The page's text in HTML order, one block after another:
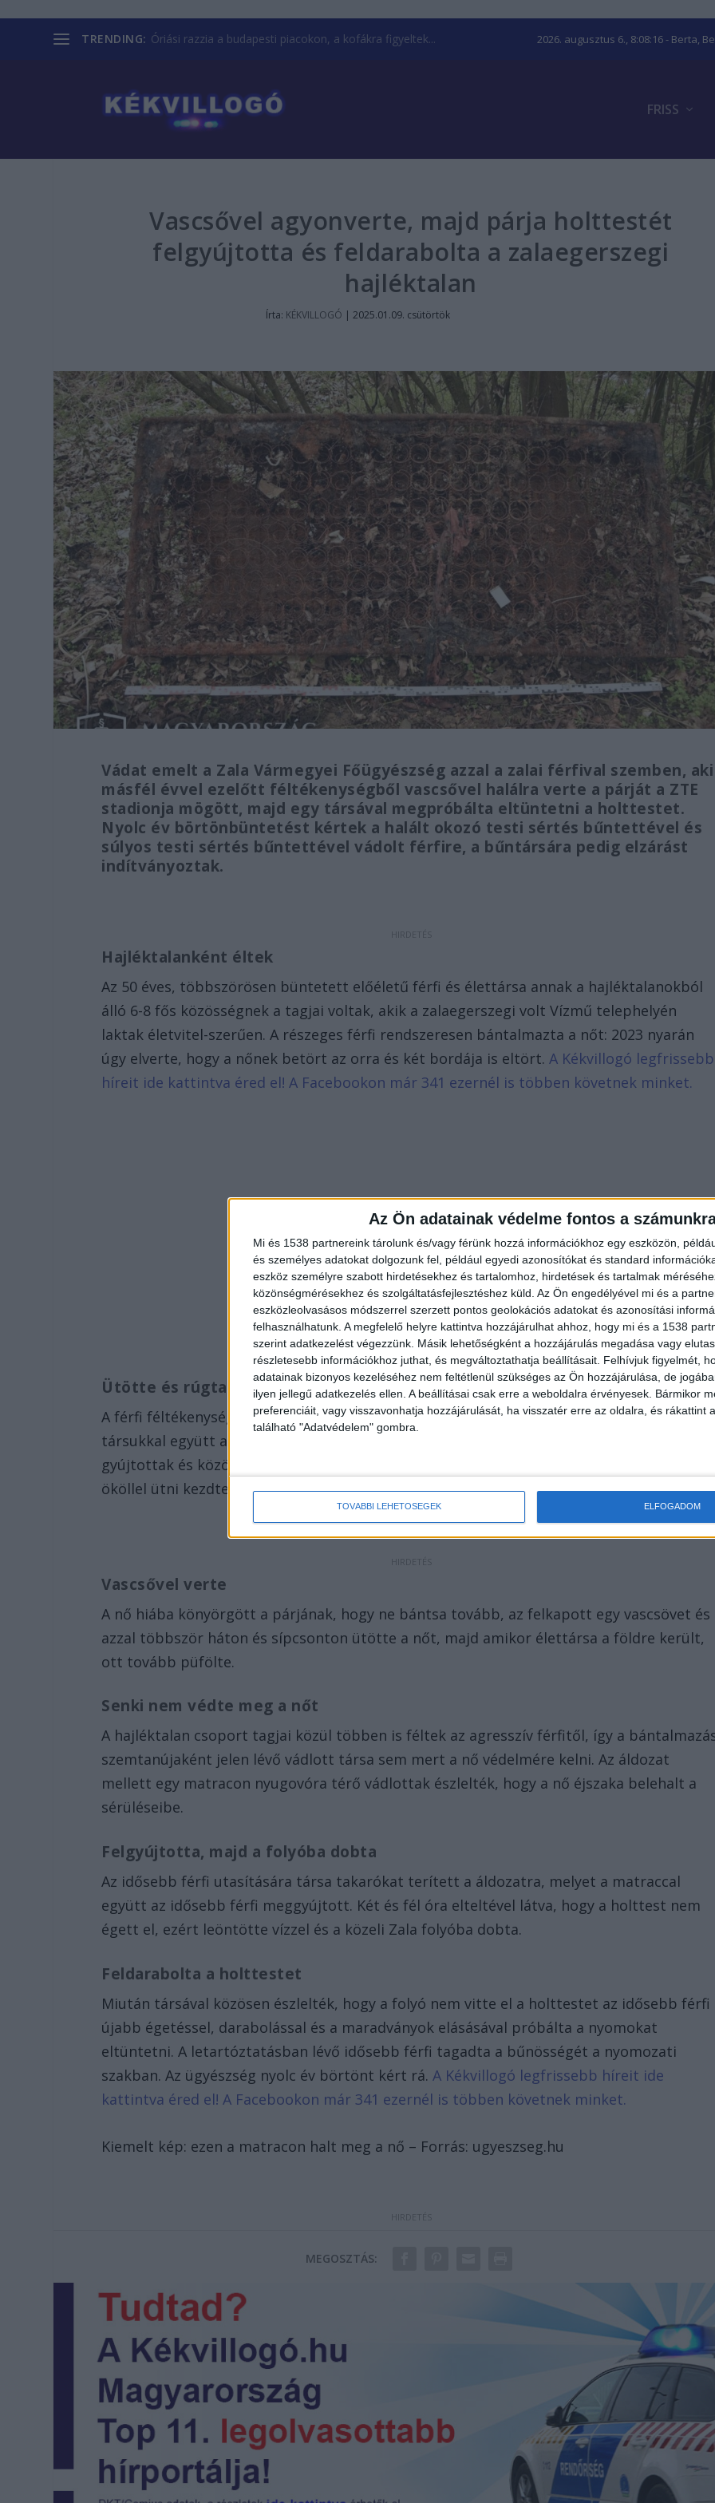
Az Ön adatainak védelme fontos a
Mi és 1538 partnereink tárolunk és/vagy férünk hozzá információkhoz egy eszközön,
és személyes adatokat dolgozunk fel, például egyedi azonosítókat és standard
eszköz személyre szabott hirdetésekhez és tartalomhoz, hirdetések és tartalmak
közönségmérésekhez és szolgáltatásfejlesztéshez küld. Az Ön engedélyével mi és a
eszközleolvasásos módszerrel szerzett pontos geolokációs adatokat és azonosítási
felhasználhatunk. A megfelelő helyre kattintva hozzájárulhat ahhoz, hogy mi és a 1538
szerint adatkezelést végezzünk. Másik lehetőségként a hozzájárulás megadása vagy
részletesebb információkhoz juthat, és megváltoztathatja beállításait. Felhívjuk figyelmét,
adatainak bizonyos kezeléséhez nem feltétlenül szükséges az Ön hozzájárulása, de
ilyen jellegű adatkezelés ellen. A beállításai csak erre a weboldalra érvényesek. Bármikor
preferenciáit, vagy visszavonhatja hozzájárulását, ha visszatér erre az oldalra, és rákattint
található "Adatvédelem" gombra.
TOVÁBBI LEHETŐSÉGEK ELFOGADOM
TRENDING: Óriási razzia a budapesti piacokon, a kofákra figyeltek... 2026. augusztus 6., 8:08:17- Berta,
FRISS
Vascsővel agyonverte, majd párja holttestét
felgyújtotta és feldarabolta a zalaegerszegi
hajléktalan
Írta: KÉKVILLOGÓ | 2025.01.09. csütörtök
Vádat emelt a Zala Vármegyei Főügyészség azzal a zalai férfival szemben, aki
másfél évvel ezelőtt féltékenységből vascsővel halálra verte a párját a ZTE
stadionja mögött, majd egy társával megpróbálta eltüntetni a holttestet.
Nyolc év börtönbüntetést kértek a halált okozó testi sértés bűntettével és
súlyos testi sértés bűntettével vádolt férfire, a bűntársára pedig elzárást
indítványoztak.
Hajléktalanként éltek
Az 50 éves, többszörösen büntetett előéletű férfi és élettársa annak a hajléktalanokból
álló 6-8 fős közösségnek a tagjai voltak, akik a zalaegerszegi volt Vízmű telephelyén
laktak életvitel-szerűen. A részeges férfi rendszeresen bántalmazta a nőt: 2023 nyarán
úgy elverte, hogy a nőnek betört az orra és két bordája is eltört. A Kékvillogó legfrissebb
híreit ide kattintva éred el! A Facebookon már 341 ezernél is többen követnek minket.
Ütötte és rúgta a nőt
A férfi féltékenységből szeptemberben újra nekiesett a párjának. Ekkor egy hajléktalan
társukkal együtt a ZTE futballpálya mögötti vasúti híd alatt tartózkodtak, ahol tüzet
gyújtottak és közösen italoztak. A vádlott, a 22 éves férfi vádlott társa jelenlétében
ököllel ütni kezdte a nőt, majd megrugdosta.
Vascsővel verte
A nő hiába könyörgött a párjának, hogy ne bántsa tovább, az felkapott egy vascsövet és
azzal többször háton és sípcsonton ütötte a nőt, majd amikor élettársa a földre került,
ott tovább püfölte.
Senki nem védte meg a nőt
A hajléktalan csoport tagjai közül többen is féltek az agresszív férfitől, így a
szemtanújaként jelen lévő vádlott társa sem mert a nő védelmére kelni. Az áldozat
mellett egy matracon nyugovóra térő vádlottak észlelték, hogy a nő éjszaka belehalt a
sérüléseibe.
Felgyújtotta, majd a folyóba dobta
Az idősebb férfi utasítására társa takarókat terített a áldozatra, melyet a matraccal
együtt az idősebb férfi meggyújtott. Két és fél óra elteltével látva, hogy a holttest nem
égett el, ezért leöntötte vízzel és a közeli Zala folyóba dobta.
Feldarabolta a holttestet
Miután társával közösen észlelték, hogy a folyó nem vitte el a holttestet az idősebb férfi
újabb égetéssel, darabolással és a maradványok elásásával próbálta a nyomokat
eltüntetni. A letartóztatásban lévő idősebb férfi tagadta a bűnösségét a nyomozati
szakban. Az ügyészség nyolc év börtönt kért rá.A Kékvillogó legfrissebb híreit ide
kattintva éred el! A Facebookon már 341 ezernél is többen követnek minket.
Kiemelt kép: ezen a matracon halt meg a nő – Forrás: ugyeszseg.hu
MEGOSZTÁS: